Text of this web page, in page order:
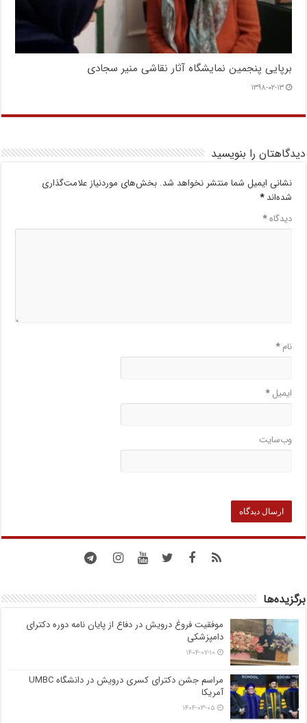
برپایی پنجمین نمایشگاه آثار نقاشی منیر سجادی
۱۳۹۸-۰۲-۱۳
دیدگاهتان را بنویسید
نشانی ایمیل شما منتشر نخواهد شد. بخش‌های موردنیاز علامت‌گذاری
شده‌اند*
دیدگاه*
نام*
ایمیل*
وب‌سایت
برگزیده‌ها
موفقیت فروغ درویش در دفاع از پایان نامه دوره دکترای
دامپزشکی
۱۴۰۴-۰۷-۱۰
مراسم جشن دکترای کسری درویش در دانشگاه UMBC
آمریکا
۱۴۰۴-۰۳-۰۵